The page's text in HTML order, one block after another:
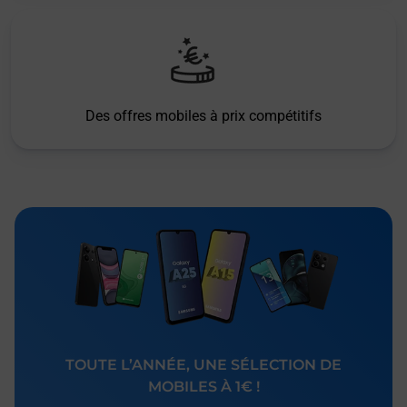
Des offres mobiles à prix compétitifs
TOUTE L’ANNÉE, UNE SÉLECTION DE
MOBILES À 1€ !